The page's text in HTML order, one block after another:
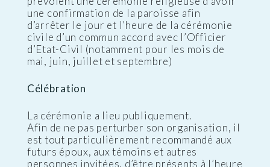
une confirmation de la paroisse afin
d’arrêter le jour et l’heure de la cérémonie
civile d’un commun accord avec l’Officier
d’Etat-Civil (notamment pour les mois de
mai, juin, juillet et septembre)
Célébration
La cérémonie a lieu publiquement.
Afin de ne pas perturber son organisation, il
est tout particulièrement recommandé aux
futurs époux, aux témoins et autres
personnes invitées, d’être présents à l’heure